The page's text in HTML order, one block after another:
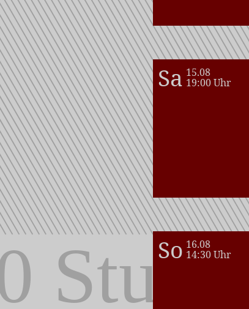
Sa 15.08
19:00 Uhr
So 16.08
14:30 Uhr